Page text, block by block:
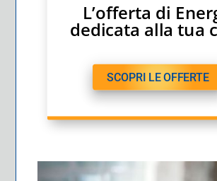
L’offerta di
dedicata alla tua
SCOPRI LE OFFERTE